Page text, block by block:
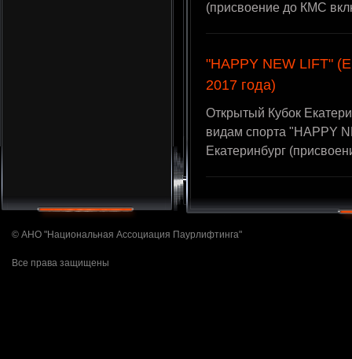
(присвоение до КМС
"HAPPY NEW LIFT"
2017 года)
Открытый Кубок
видам спорта "HAPPY
Екатеринбург
© АНО "Национальная Ассоциация Паурлифтинга"
Все права защищены